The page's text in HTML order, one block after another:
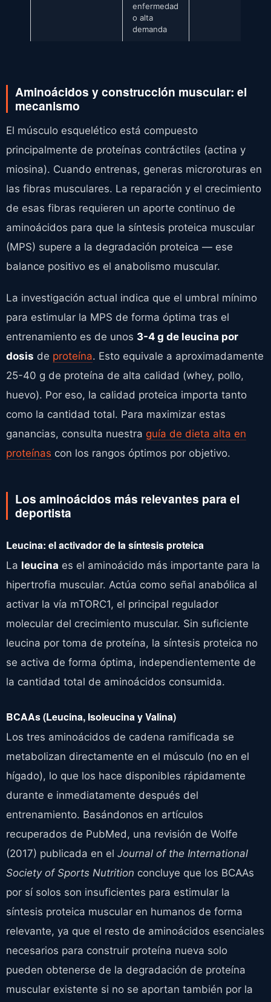
enfermedad
o alta
demanda
Aminoácidos y construcción muscular: el
mecanismo
El músculo esquelético está compuesto
principalmente de proteínas contráctiles (actina y
miosina). Cuando entrenas, generas microroturas en
las fibras musculares. La reparación y el crecimiento
de esas fibras requieren un aporte continuo de
aminoácidos para que la síntesis proteica muscular
(MPS) supere a la degradación proteica — ese
balance positivo es el anabolismo muscular.
La investigación actual indica que el umbral mínimo
para estimular la MPS de forma óptima tras el
entrenamiento es de unos 3-4 g de leucina por
dosis de proteína. Esto equivale a aproximadamente
25-40 g de proteína de alta calidad (whey, pollo,
huevo). Por eso, la calidad proteica importa tanto
como la cantidad total. Para maximizar estas
ganancias, consulta nuestra guía de dieta alta en
proteínas con los rangos óptimos por objetivo.
Los aminoácidos más relevantes para el
deportista
Leucina: el activador de la síntesis proteica
La leucina es el aminoácido más importante para la
hipertrofia muscular. Actúa como señal anabólica al
activar la vía mTORC1, el principal regulador
molecular del crecimiento muscular. Sin suficiente
leucina por toma de proteína, la síntesis proteica no
se activa de forma óptima, independientemente de
la cantidad total de aminoácidos consumida.
BCAAs (Leucina, Isoleucina y Valina)
Los tres aminoácidos de cadena ramificada se
metabolizan directamente en el músculo (no en el
hígado), lo que los hace disponibles rápidamente
durante e inmediatamente después del
entrenamiento. Basándonos en artículos
recuperados de PubMed, una revisión de Wolfe
(2017) publicada en el Journal of the International
Society of Sports Nutrition concluye que los BCAAs
por sí solos son insuficientes para estimular la
síntesis proteica muscular en humanos de forma
relevante, ya que el resto de aminoácidos esenciales
necesarios para construir proteína nueva solo
pueden obtenerse de la degradación de proteína
muscular existente si no se aportan también por la